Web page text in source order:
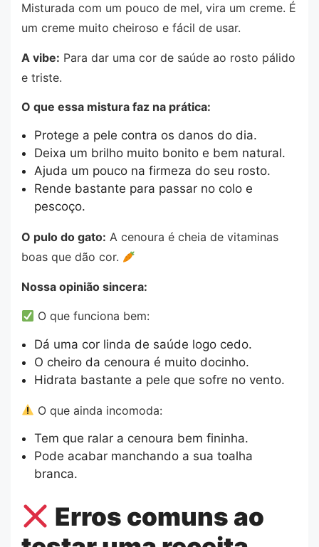
Misturada com um pouco de mel, vira um creme. É
um creme muito cheiroso e fácil de usar.
A vibe: Para dar uma cor de saúde ao rosto pálido
e triste.
O que essa mistura faz na prática:
Protege a pele contra os danos do dia.
Deixa um brilho muito bonito e bem natural.
Ajuda um pouco na firmeza do seu rosto.
Rende bastante para passar no colo e
pescoço.
O pulo do gato: A cenoura é cheia de vitaminas
boas que dão cor.
Nossa opinião sincera:
O que funciona bem:
Dá uma cor linda de saúde logo cedo.
O cheiro da cenoura é muito docinho.
Hidrata bastante a pele que sofre no vento.
O que ainda incomoda:
Tem que ralar a cenoura bem fininha.
Pode acabar manchando a sua toalha
branca.
Erros comuns ao